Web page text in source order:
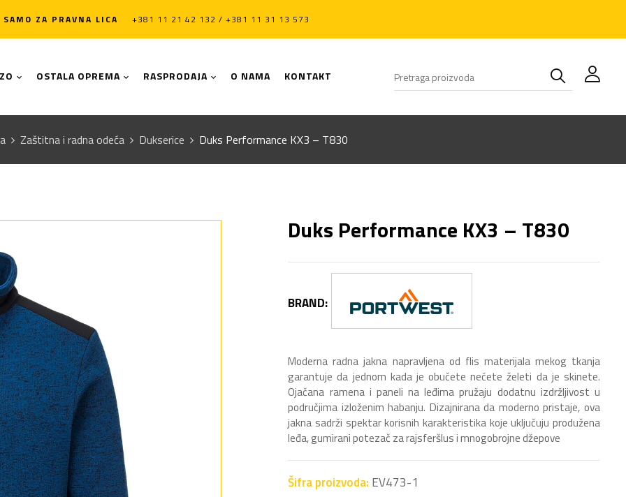
SAMO ZA PRAVNA LICA +381 11 21 42 132 / +381 11 31 13 573
OSTALA OPREMA RASPRODAJA O NAMA KONTAKT
Zaštitna i radna odeća Dukserice Duks Performance KX3 – T830
Duks Performance KX3 – T830
BRAND:
Moderna radna jakna napravljena od flis materijala mekog tkanja
garantuje da jednom kada je obučete nećete želeti da je skinete.
Ojačana ramena i paneli na leđima pružaju dodatnu izdržljivost u
područjima izloženim habanju. Dizajnirana da moderno pristaje, ova
jakna sadrži spektar korisnih karakteristika koje uključuju produžena
leđa, gumirani potezač za rajsferšlus i mnogobrojne džepove
Šifra proizvoda: EV473-1